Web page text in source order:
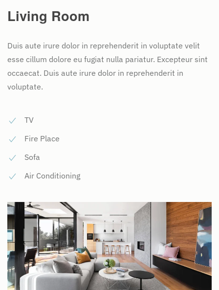
Living Room
Duis aute irure dolor in reprehenderit in voluptate velit
esse cillum dolore eu fugiat nulla pariatur. Excepteur sint
occaecat. Duis aute irure dolor in reprehenderit in
voluptate.
TV
Fire Place
Sofa
Air Conditioning